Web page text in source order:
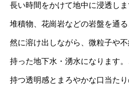
長い時間をかけて地中に浸透し
堆積物、花崗岩などの岩盤を通
然に溶け出しながら、微粒子や
持った地下水・湧水になります
持つ透明感とまろやかな口当た